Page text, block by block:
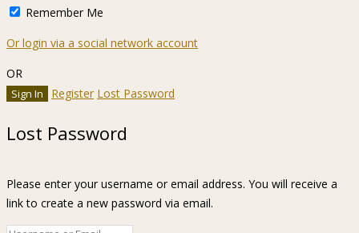
Remember Me
Or login via a social network account
OR
Register Lost Password
Lost Password
Please enter your username or email address. You will receive a
link to create a new password via email.